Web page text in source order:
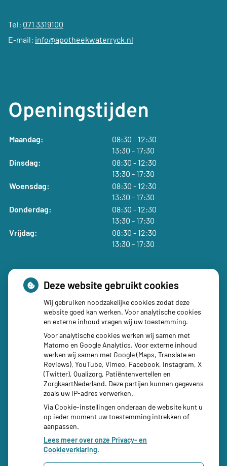
Tel: 071 3319100
E-mail: info@apotheekwaterryck.nl
Openingstijden
Maandag: 08:30 tot
- 12:30
13:30 tot
- 17:30
Dinsdag:
08:30 tot
- 12:30
13:30 tot
- 17:30
Woensdag:
08:30 tot
- 12:30
13:30 tot
- 17:30
Donderdag:
08:30 tot
- 12:30
13:30 tot
- 17:30
Vrijdag:
08:30 tot
- 12:30
13:30 tot
- 17:30
Social media
Deze website gebruikt cookies
Wij gebruiken noodzakelijke cookies zodat deze
website goed kan werken. Voor analytische cookies
en externe inhoud vragen wij uw toestemming.
Voor analytische cookies werken wij samen met
Matomo en Google Analytics. Voor externe inhoud
werken wij samen met Google (Maps, Translate en
Reviews), YouTube, Vimeo, Facebook, Instagram, X
(Twitter), Qualizorg, Patiëntenvertellen en
ZorgkaartNederland. Deze partijen kunnen gegevens
zoals uw IP-adres verwerken.
Via Cookie-instellingen onderaan de website kunt u
op ieder moment uw toestemming intrekken of
aanpassen.
Lees meer over onze Privacy- en
Cookieverklaring.